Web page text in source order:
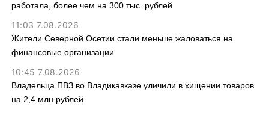
работала, более чем на 300 тыс. рублей
11:03 7.08.2026
Жители Северной Осетии стали меньше жаловаться на
финансовые организации
10:45 7.08.2026
Владельца ПВЗ во Владикавказе уличили в хищении товаров
на 2,4 млн рублей